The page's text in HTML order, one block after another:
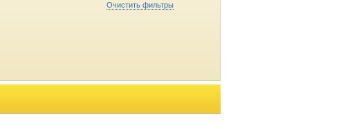
Очистить фильтры